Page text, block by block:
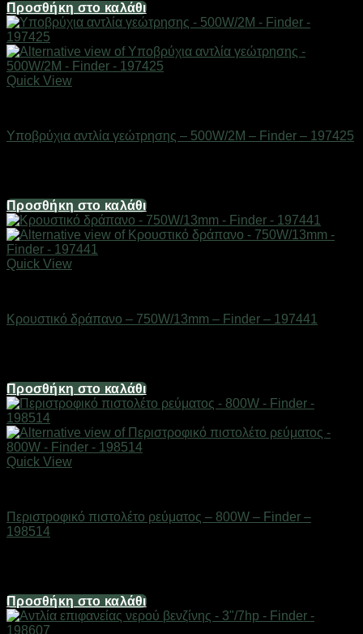
Προσθήκη στο καλάθι
Quick View
Υποβρύχια αντλία γεώτρησης – 500W/2M – Finder – 197425
Προσθήκη στο καλάθι
Quick View
Κρουστικό δράπανο – 750W/13mm – Finder – 197441
Προσθήκη στο καλάθι
Quick View
Περιστροφικό πιστολέτο ρεύματος – 800W – Finder –
198514
Προσθήκη στο καλάθι